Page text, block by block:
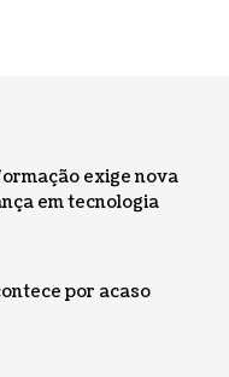
exige nova
em tecnologia
por acaso